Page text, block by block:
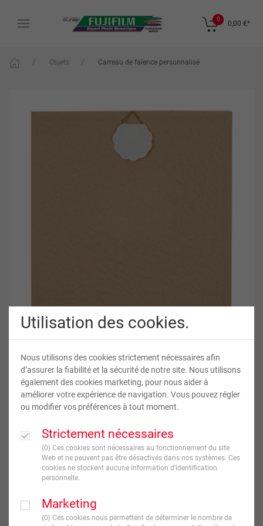
Utilisation des cookies.
Nous utilisons des cookies strictement nécessaires afin
d’assurer la fiabilité et la sécurité de notre site. Nous utilisons
également des cookies marketing, pour nous aider à
améliorer votre expérience de navigation. Vous pouvez régler
ou modifier vos préférences à tout moment.
Strictement nécessaires
{0} Ces cookies sont nécessaires au fonctionnement du site
Web et ne peuvent pas être désactivés dans nos systèmes. Ces
cookies ne stockent aucune information d’identification
personnelle.
Marketing
{0} Ces cookies nous permettent de déterminer le nombre de
0
0,00 €*
Objets Carreau de faïence personnalisé
Carreau de faïence personnalisé
23,60€
JE CRÉE !
Livraison en